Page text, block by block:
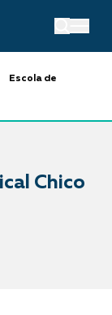
Escola de
Chico